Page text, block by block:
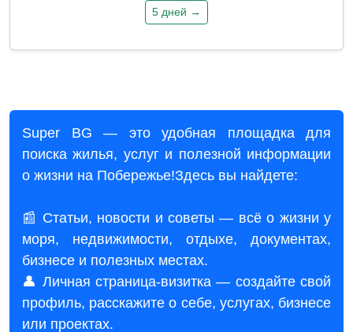
5 дней →
Super BG — это удобная площадка для
поиска жилья, услуг и полезной информации
о жизни на Побережье!Здесь вы найдете:
📰 Статьи, новости и советы — всё о жизни у
моря, недвижимости, отдыхе, документах,
бизнесе и полезных местах.
👤 Личная страница-визитка — создайте свой
профиль, расскажите о себе, услугах, бизнесе
или проектах.